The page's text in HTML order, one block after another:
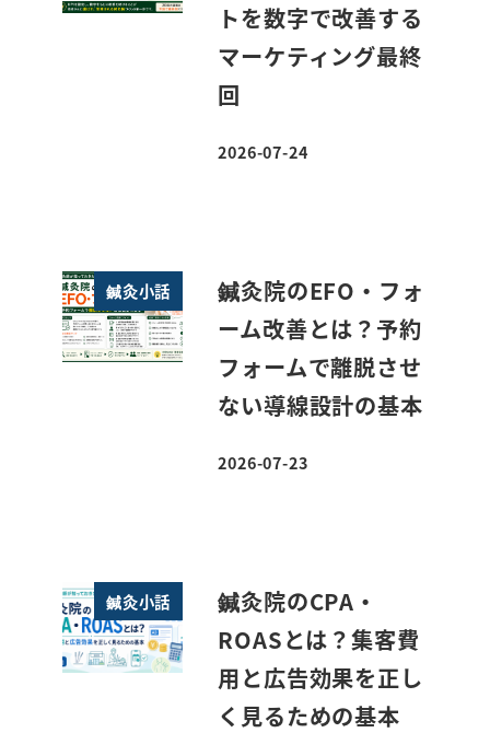
トを数字で改善する
マーケティング最終
回
投稿日
2026-07-24
鍼灸小話
鍼灸院のEFO・フォ
ーム改善とは？予約
フォームで離脱させ
ない導線設計の基本
投稿日
2026-07-23
鍼灸小話
鍼灸院のCPA・
ROASとは？集客費
用と広告効果を正し
く見るための基本